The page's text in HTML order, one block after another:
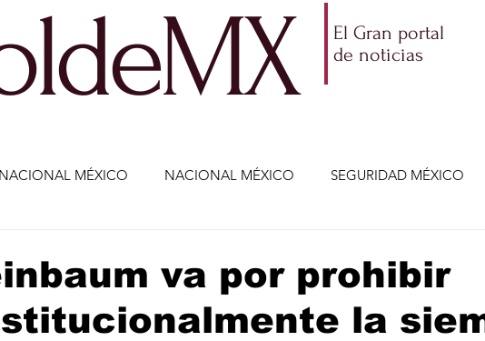
El Gran portal
de noticias
NACIONAL MÉXICO NACIONAL MÉXICO SEGURIDAD MÉXICO
CIENCIA Y TECNOLOGÍA ENTRETENIMIENTO VIDA
va por prohibir
la